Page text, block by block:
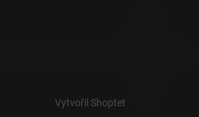
Vytvořil Shoptet